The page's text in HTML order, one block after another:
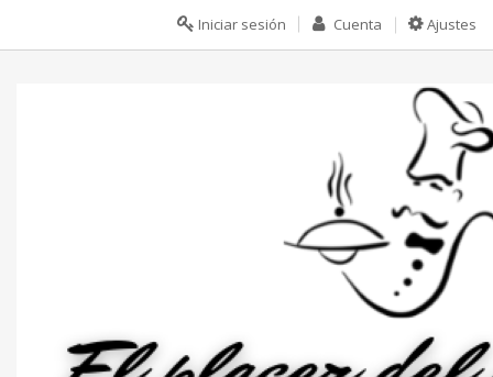
Ajustes
Cuenta
Iniciar sesión